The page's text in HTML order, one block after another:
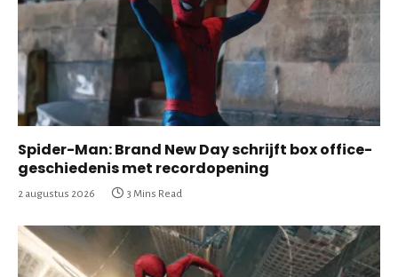
Spider-Man: Brand New Day schrijft box office-
geschiedenis met recordopening
2 augustus 2026 3 Mins Read